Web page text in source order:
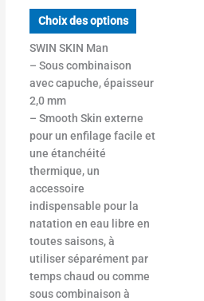
Choix des options
SWIN SKIN Man
– Sous combinaison
avec capuche, épaisseur
2,0 mm
– Smooth Skin externe
pour un enfilage facile et
une étanchéité
thermique, un
accessoire
indispensable pour la
natation en eau libre en
toutes saisons, à
utiliser séparément par
temps chaud ou comme
sous combinaison à